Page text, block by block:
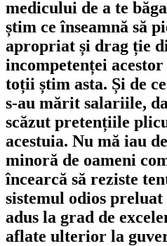
medicului de a te
știm ce înseamnă să
apropriat și drag ție
incompetenței
toții știm asta. Și de
s-au mărit salariile,
scăzut pretențiile
acestuia. Nu mă iau
minoră de oameni
încearcă să reziste
sistemul odios
adus la grad de
aflate ulterior la